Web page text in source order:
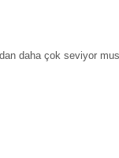
daha çok seviyor